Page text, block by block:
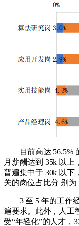
目前高达 56.5%
月薪酬达到 35k 以上
普遍集中于 30k 以下
关的岗位占比分 别为
3 至 5 年的工作经
遍要求。此外，人工
受“年轻化”的人才，